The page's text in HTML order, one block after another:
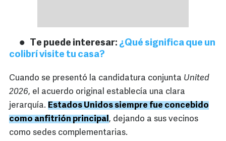
Te puede interesar: ¿Qué significa que un
colibrí visite tu casa?
Cuando se presentó la candidatura conjunta United
2026, el acuerdo original establecía una clara
jerarquía. Estados Unidos siempre fue concebido
como anfitrión principal, dejando a sus vecinos
como sedes complementarias.